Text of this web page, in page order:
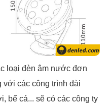
loại đèn âm nước đơn
với các công trình đài
bể cá... sẽ có các công ty